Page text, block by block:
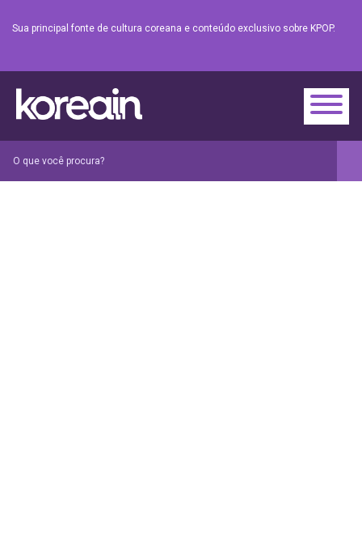
Sua principal fonte de cultura coreana e conteúdo exclusivo sobre KPOP.